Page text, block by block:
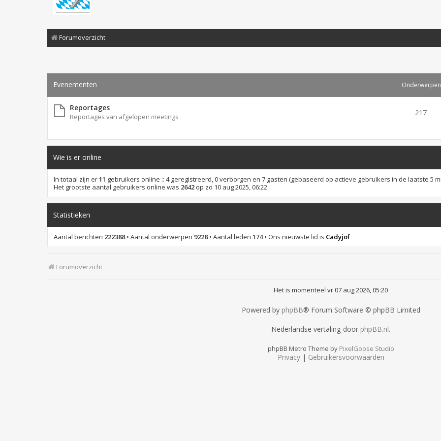
Forumoverzicht
Evenementen Onderwerpen
Reportages
Reportages van afgelopen meetings 217
Wie is er online
In totaal zijn er11 gebruikers online :: 4 geregistreerd, 0 verborgen en 7 gasten (gebaseerd op actieve gebruikers in de laatste 5
Het grootste aantal gebruikers online was 2642 op zo 10 aug 2025, 06:22
Statistieken
Aantal berichten 222388• Aantal onderwerpen 9228• Aantal leden 174• Ons nieuwste lid is Cadyjof
Forumoverzicht
Het is momenteel vr 07 aug 2026, 05:20
Powered by phpBB® Forum Software © phpBB Limited
Nederlandse vertaling door phpBB.nl.
phpBB Metro Theme by PixelGoose Studio
Privacy| Gebruikersvoorwaarden